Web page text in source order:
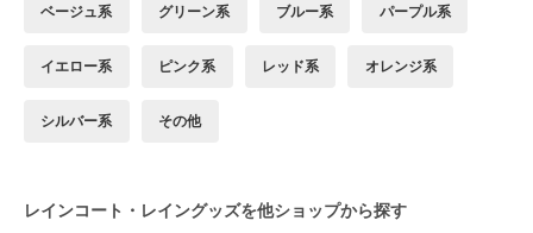
ベージュ系 グリーン系 ブルー系 パープル系
イエロー系 ピンク系 レッド系 オレンジ系
シルバー系 その他
レインコート・レイングッズを他ショップから探す